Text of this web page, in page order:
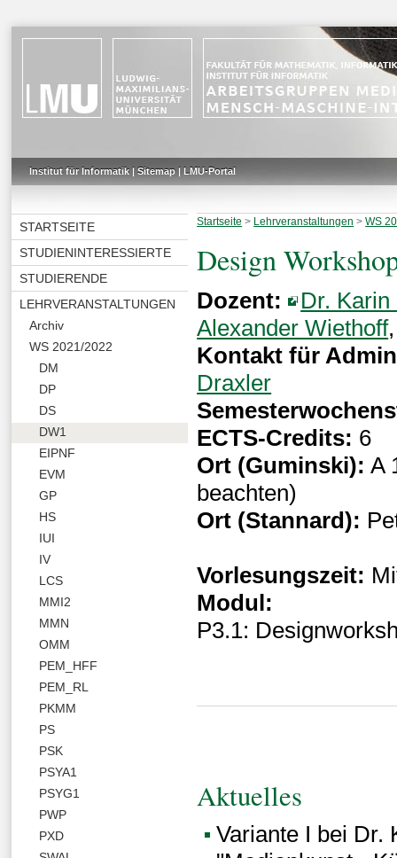
Institut für Informatik| Sitemap| LMU-Portal
STARTSEITE
STUDIENINTERESSIERTE
STUDIERENDE
LEHRVERANSTALTUNGEN
Archiv
WS 2021/2022
DM
DP
DS
DW1
EIPNF
EVM
GP
HS
IUI
IV
LCS
MMI2
MMN
OMM
PEM_HFF
PEM_RL
PKMM
PS
PSK
PSYA1
PSYG1
PWP
PXD
Startseite > Lehrveranstaltungen >WS
Design
Dozent: Dr.
Alexander Wiethoff
Kontakt für
Draxler
ECTS-Credits: 6
Ort (Guminski): A
beachten)
Ort (Stannard):
Vorlesungszeit:
Modul:
P3.1:
Aktuelles
Variante I bei Dr.